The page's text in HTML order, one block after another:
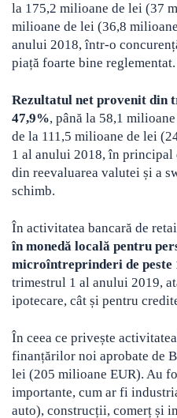
la 175,2 milioane de lei (37
milioane de lei (36,8
anului 2018, într-o
piață foarte bine reglementat.
Rezultatul net provenit din
47,9%, până la 58,1
de la 111,5 milioane de lei
1 al anului 2018, în
din reevaluarea valutei și a
schimb.
În activitatea bancară de
în monedă locală pentru
microîntreprinderi de peste
trimestrul 1 al anului 2019,
ipotecare, cât și pentru
În ceea ce privește
finanțărilor noi aprobate de
lei (205 milioane EUR). Au
importante, cum ar fi
auto), construcții, comerț și